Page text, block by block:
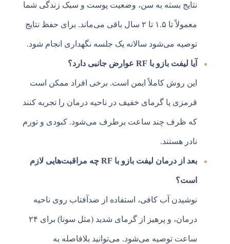
نتایج بسته به سن، وضعیت پوست و سبک زندگی شما
معمولاً تا ۱.۵ تا ۲ سال باقی می‌ماند. برای حفظ نتایج
توصیه می‌شود سالانه یک جلسه نگهداری انجام شود.
آیا لیفت بازو با RF عوارض جانبی دارد؟
این روش کاملاً ایمن است. برخی افراد ممکن است
قرمزی یا گرمای خفیف در ناحیه درمان را تجربه کنند
که ظرف چند ساعت برطرف می‌شود. کبودی و تورم
نادر هستند.
بعد از درمان لیفت بازو با RF چه مراقبت‌هایی لازم
است؟
نوشیدن آب کافی، استفاده از ضدآفتاب روی ناحیه
درمان، و پرهیز از گرمای شدید (مثل سونا) برای ۲۴
ساعت توصیه می‌شود. می‌توانید بلافاصله به